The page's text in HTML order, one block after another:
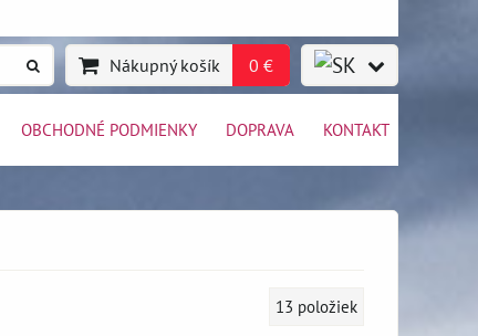
Nákupný košík 0 €
OBCHODNÉ PODMIENKY DOPRAVA KONTAKT
13 položiek